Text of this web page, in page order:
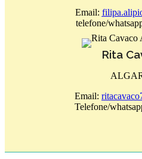
Email:
telefone/
Rita
Email:
Telefone/